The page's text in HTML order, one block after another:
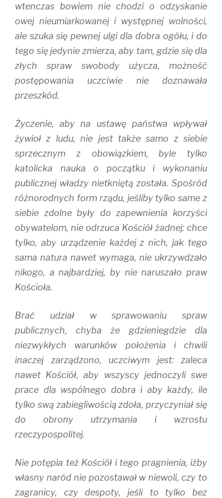
wtenczas bowiem nie chodzi o odzyskanie
owej nieumiarkowanej i występnej wolności,
ale szuka się pewnej ulgi dla dobra ogółu, i do
tego się jedynie zmierza, aby tam, gdzie się dla
złych spraw swobody użycza, możność
postępowania uczciwie nie doznawała
przeszkód.
Życzenie, aby na ustawę państwa wpływał
żywioł z ludu, nie jest także samo z siebie
sprzecznym z obowiązkiem, byle tylko
katolicka nauka o początku i wykonaniu
publicznej władzy nietkniętą została. Spośród
różnorodnych form rządu, jeśliby tylko same z
siebie zdolne były do zapewnienia korzyści
obywatelom, nie odrzuca Kościół żadnej: chce
tylko, aby urządzenie każdej z nich, jak tego
sama natura nawet wymaga, nie ukrzywdzało
nikogo, a najbardziej, by nie naruszało praw
Kościoła.
Brać udział w sprawowaniu spraw
publicznych, chyba że gdzieniegdzie dla
niezwykłych warunków położenia i chwili
inaczej zarządzono, uczciwym jest: zaleca
nawet Kościół, aby wszyscy jednoczyli swe
prace dla wspólnego dobra i aby każdy, ile
tylko swą zabiegliwością zdoła, przyczyniał się
do obrony utrzymania i wzrostu
rzeczypospolitej.
Nie potępia też Kościół i tego pragnienia, iżby
własny naród nie pozostawał w niewoli, czy to
zagranicy, czy despoty, jeśli to tylko bez